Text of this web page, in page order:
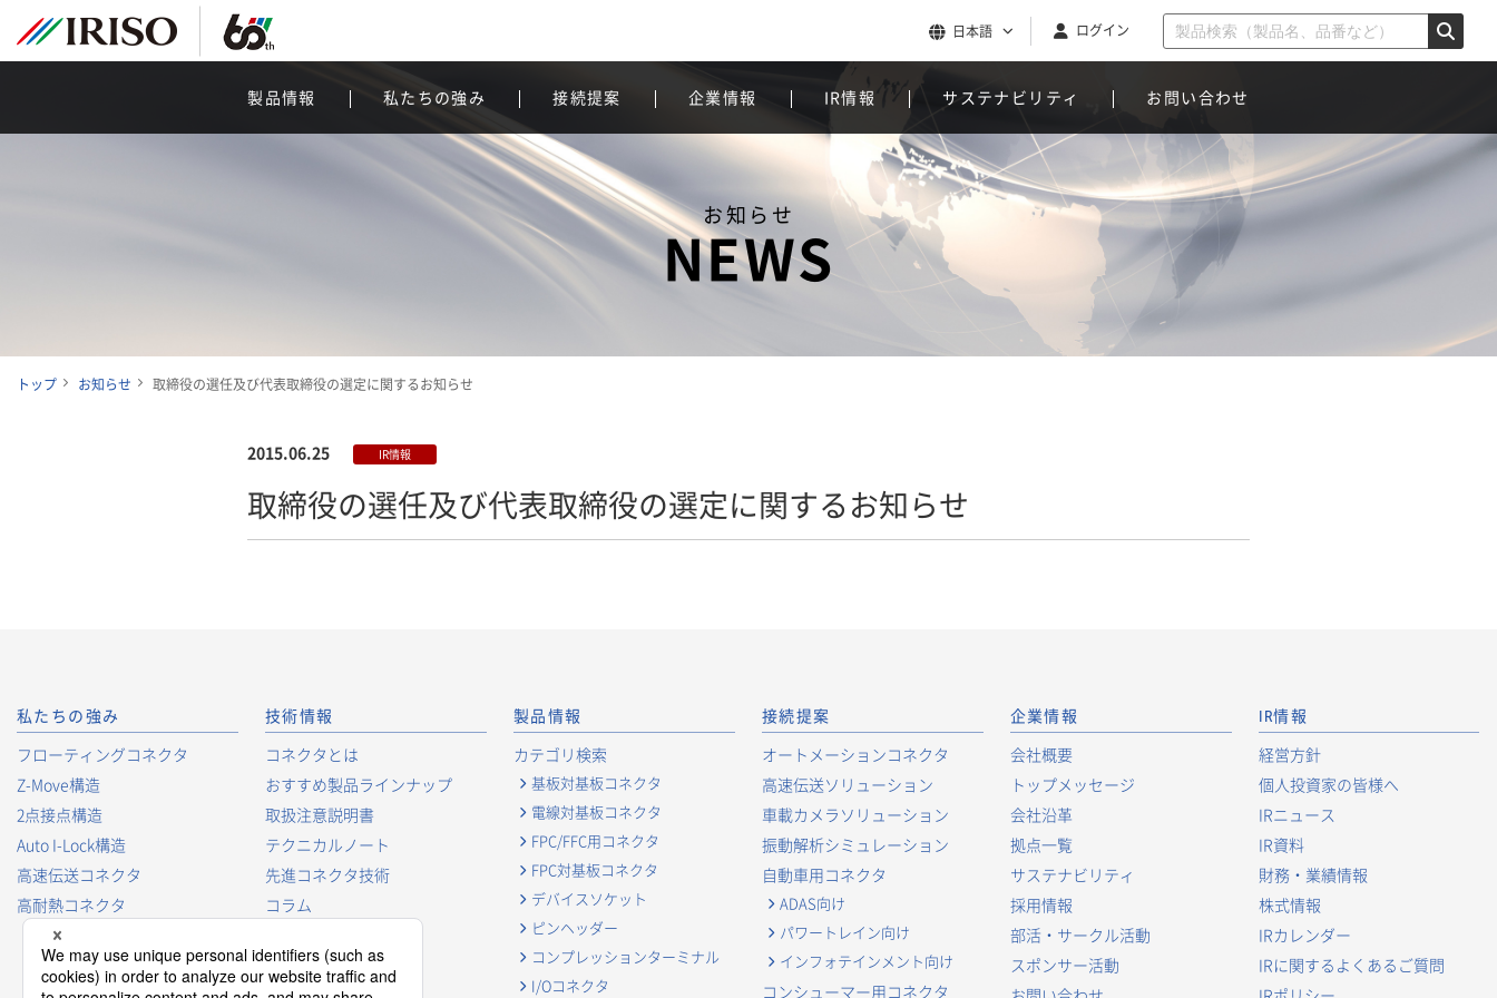
日本語 ログイン
製品情報 私たちの強み 接続提案 企業情報 IR情報 サステナビリティ お問い合わせ
お知らせ
NEWS
トップ お知らせ 取締役の選任及び代表取締役の選定に関するお知らせ
2015.06.25 IR情報
取締役の選任及び代表取締役の選定に関するお知らせ
私たちの強み
フローティングコネクタ
Z-Move構造
2点接点構造
Auto I-Lock構造
高速伝送コネクタ
高耐熱コネクタ
技術情報
コネクタとは
おすすめ製品ラインナップ
取扱注意説明書
テクニカルノート
先進コネクタ技術
コラム
コネクタ用語集
製品情報
カテゴリ検索
基板対基板コネクタ
電線対基板コネクタ
FPC/FFC用コネクタ
FPC対基板コネクタ
デバイスソケット
ピンヘッダー
コンプレッションターミナル
I/Oコネクタ
接続提案
オートメーションコネクタ
高速伝送ソリューション
車載カメラソリューション
振動解析シミュレーション
自動車用コネクタ
ADAS向け
パワートレイン向け
インフォテインメント向け
コンシューマー用コネクタ
企業情報
会社概要
トップメッセージ
会社沿革
拠点一覧
サステナビリティ
採用情報
部活・サークル活動
スポンサー活動
IR情報
経営方針
個人投資家の皆様へ
IRニュース
IR資料
財務・業績情報
株式情報
IRカレンダー
IRに関するよくあるご質問